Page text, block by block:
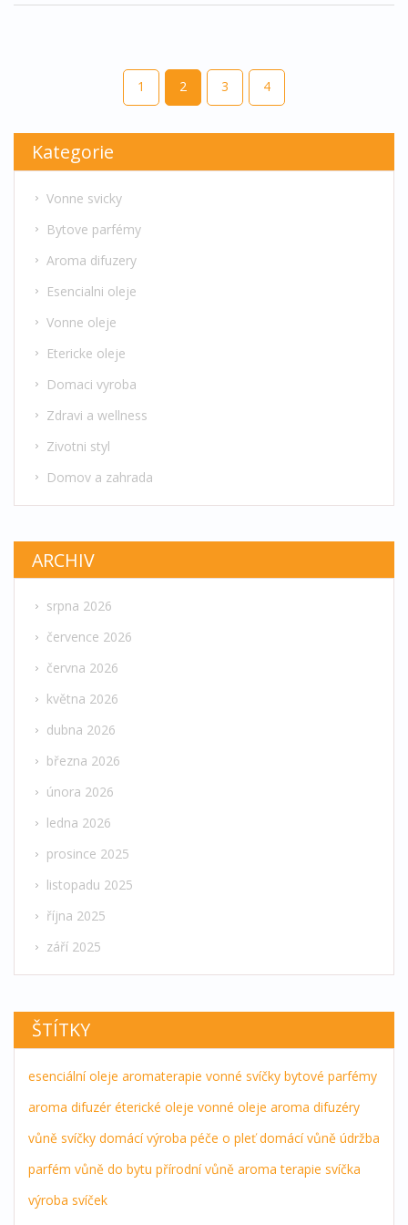
1 2 3 4
Kategorie
Vonne svicky
Bytove parfémy
Aroma difuzery
Esencialni oleje
Vonne oleje
Etericke oleje
Domaci vyroba
Zdravi a wellness
Zivotni styl
Domov a zahrada
ARCHIV
srpna 2026
července 2026
června 2026
května 2026
dubna 2026
března 2026
února 2026
ledna 2026
prosince 2025
listopadu 2025
října 2025
září 2025
ŠTÍTKY
esenciální oleje aromaterapie vonné svíčky bytové parfémy
aroma difuzér éterické oleje vonné oleje aroma difuzéry
vůně svíčky domácí výroba péče o pleť domácí vůně údržba
parfém vůně do bytu přírodní vůně aroma terapie svíčka
výroba svíček